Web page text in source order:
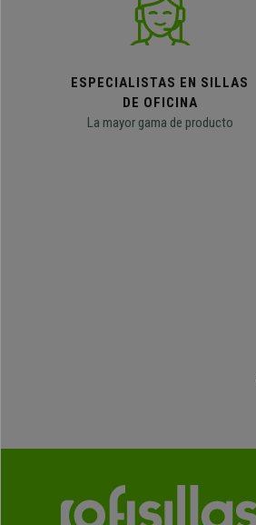
ESPECIALISTAS EN SILLAS
DE OFICINA
La mayor gama de producto